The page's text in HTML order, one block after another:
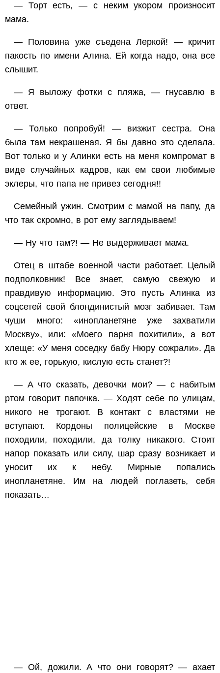
— Торт есть, — с неким укором произносит
мама.
— Половина уже съедена Леркой! — кричит
пакость по имени Алина. Ей когда надо, она все
слышит.
— Я выложу фотки с пляжа, — гнусавлю в
ответ.
— Только попробуй! — визжит сестра. Она
была там некрашеная. Я бы давно это сделала.
Вот только и у Алинки есть на меня компромат в
виде случайных кадров, как ем свои любимые
эклеры, что папа не привез сегодня!!
Семейный ужин. Смотрим с мамой на папу, да
что так скромно, в рот ему заглядываем!
— Ну что там?! — Не выдерживает мама.
Отец в штабе военной части работает. Целый
подполковник! Все знает, самую свежую и
правдивую информацию. Это пусть Алинка из
соцсетей свой блондинистый мозг забивает. Там
чуши много: «инопланетяне уже захватили
Москву», или: «Моего парня похитили», а вот
хлеще: «У меня соседку бабу Нюру сожрали». Да
кто ж ее, горькую, кислую есть станет?!
— А что сказать, девочки мои? — с набитым
ртом говорит папочка. — Ходят себе по улицам,
никого не трогают. В контакт с властями не
вступают. Кордоны полицейские в Москве
походили, походили, да толку никакого. Стоит
напор показать или силу, шар сразу возникает и
уносит их к небу. Мирные попались
инопланетяне. Им на людей поглазеть, себя
показать…
— Ой, дожили. А что они говорят? — ахает